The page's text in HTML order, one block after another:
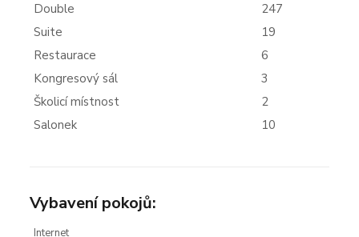
Double
247
Suite
19
Restaurace
6
Kongresový sál
3
Školicí místnost
2
Salonek
10
Vybavení pokojů:
Internet